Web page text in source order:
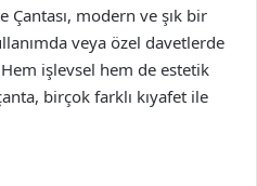
Çantası, modern ve şık bir
veya özel davetlerde
işlevsel hem de estetik
birçok farklı kıyafet ile